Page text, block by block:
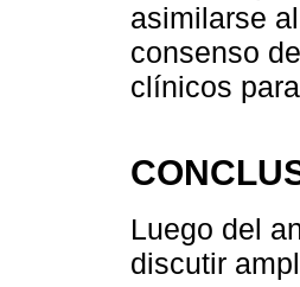
asimilarse
consenso
clínicos
Luego del
discutir